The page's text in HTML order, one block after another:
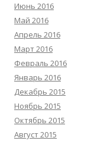
Июнь 2016
Май 2016
Апрель 2016
Март 2016
Февраль 2016
Январь 2016
Декабрь 2015
Ноябрь 2015
Октябрь 2015
Август 2015